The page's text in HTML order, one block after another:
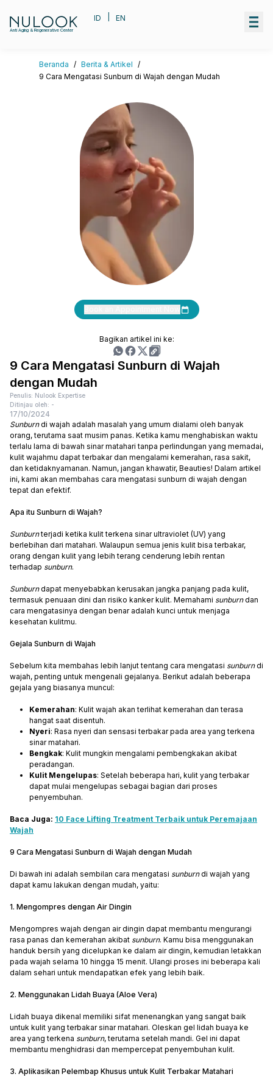
Anti Aging & Regenerative Center
ID EN
Beranda / Berita & Artikel /
9 Cara Mengatasi Sunburn di Wajah dengan Mudah
Bagikan artikel ini ke:
9 Cara Mengatasi Sunburn di Wajah
dengan Mudah
Penulis: Nulook Expertise
Ditinjau oleh: -
17/10/2024
Sunburndi wajah adalah masalah yang umum dialami oleh banyak
orang, terutama saat musim panas. Ketika kamu menghabiskan waktu
terlalu lama di bawah sinar matahari tanpa perlindungan yang memadai,
kulit wajahmu dapat terbakar dan mengalami kemerahan, rasa sakit,
dan ketidaknyamanan. Namun, jangan khawatir, Beauties! Dalam artikel
ini, kami akan membahas cara mengatasi sunburn di wajah dengan
tepat dan efektif.
Apa itu Sunburn di Wajah?
Sunburnterjadi ketika kulit terkena sinar ultraviolet (UV) yang
berlebihan dari matahari. Walaupun semua jenis kulit bisa terbakar,
orang dengan kulit yang lebih terang cenderung lebih rentan
terhadap sunburn.
Sunburndapat menyebabkan kerusakan jangka panjang pada kulit,
termasuk penuaan dini dan risiko kanker kulit. Memahami sunburndan
cara mengatasinya dengan benar adalah kunci untuk menjaga
kesehatan kulitmu.
Gejala Sunburn di Wajah
Sebelum kita membahas lebih lanjut tentang cara mengatasi sunburndi
wajah, penting untuk mengenali gejalanya. Berikut adalah beberapa
gejala yang biasanya muncul:
Kemerahan: Kulit wajah akan terlihat kemerahan dan terasa
hangat saat disentuh.
Nyeri: Rasa nyeri dan sensasi terbakar pada area yang terkena
sinar matahari.
Bengkak: Kulit mungkin mengalami pembengkakan akibat
peradangan.
Kulit Mengelupas: Setelah beberapa hari, kulit yang terbakar
dapat mulai mengelupas sebagai bagian dari proses
penyembuhan.
Baca Juga: 10 Face Lifting Treatment Terbaik untuk Peremajaan
Wajah
9 Cara Mengatasi Sunburn di Wajah dengan Mudah
Di bawah ini adalah sembilan cara mengatasi sunburndi wajah yang
dapat kamu lakukan dengan mudah, yaitu:
1. Mengompres dengan Air Dingin
Mengompres wajah dengan air dingin dapat membantu mengurangi
rasa panas dan kemerahan akibat sunburn. Kamu bisa menggunakan
handuk bersih yang dicelupkan ke dalam air dingin, kemudian letakkan
pada wajah selama 10 hingga 15 menit. Ulangi proses ini beberapa kali
dalam sehari untuk mendapatkan efek yang lebih baik.
2. Menggunakan Lidah Buaya (Aloe Vera)
Lidah buaya dikenal memiliki sifat menenangkan yang sangat baik
untuk kulit yang terbakar sinar matahari. Oleskan gel lidah buaya ke
area yang terkena sunburn, terutama setelah mandi. Gel ini dapat
membantu menghidrasi dan mempercepat penyembuhan kulit.
3. Aplikasikan Pelembap Khusus untuk Kulit Terbakar Matahari